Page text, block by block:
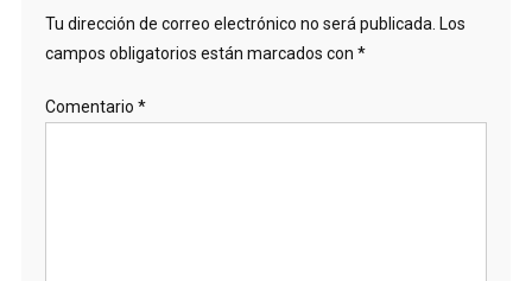
Tu dirección de correo electrónico no será publicada. Los
campos obligatorios están marcados con *
Comentario *